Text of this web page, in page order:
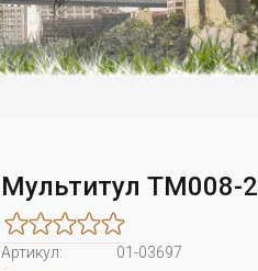
Мультитул TM008-2
Артикул:
01-03697